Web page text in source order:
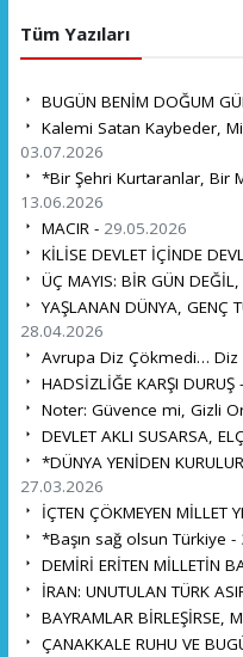
Tüm Yazıları
BUGÜN BENİM DOĞUM
Kalemi Satan Kaybeder,
03.07.2026
*Bir Şehri Kurtaranlar, Bir
13.06.2026
MACIR - 29.05.2026
KİLİSE DEVLET İÇİNDE
ÜÇ MAYIS: BİR GÜN
YAŞLANAN DÜNYA, GENÇ
28.04.2026
Avrupa Diz Çökmedi… Diz
HADSİZLİĞE KARŞI DURUŞ -
Noter: Güvence mi, Gizli
DEVLET AKLI SUSARSA,
*DÜNYA YENİDEN
27.03.2026
İÇTEN ÇÖKMEYEN MİLLET
*Başın sağ olsun Türkiye -
DEMİRİ ERİTEN MİLLETİN
İRAN: UNUTULAN TÜRK
BAYRAMLAR BİRLEŞİRSE,
ÇANAKKALE RUHU VE